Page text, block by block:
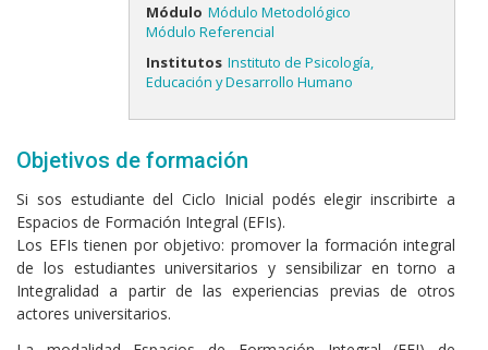
Módulo Módulo Metodológico
Módulo Referencial
Institutos Instituto de Psicología,
Educación y Desarrollo Humano
Objetivos de formación
Si sos estudiante del Ciclo Inicial podés elegir inscribirte a
Espacios de Formación Integral (EFIs).
Los EFIs tienen por objetivo: promover la formación integral
de los estudiantes universitarios y sensibilizar en torno a
Integralidad a partir de las experiencias previas de otros
actores universitarios.